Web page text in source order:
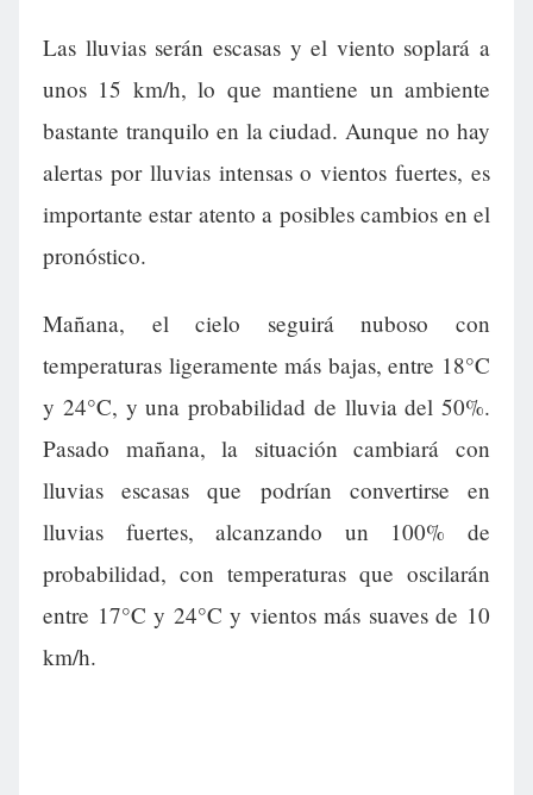
Las lluvias serán escasas y el viento soplará a
unos 15 km/h, lo que mantiene un ambiente
bastante tranquilo en la ciudad. Aunque no hay
alertas por lluvias intensas o vientos fuertes, es
importante estar atento a posibles cambios en el
pronóstico.
Mañana, el cielo seguirá nuboso con
temperaturas ligeramente más bajas, entre 18°C
y 24°C, y una probabilidad de lluvia del 50%.
Pasado mañana, la situación cambiará con
lluvias escasas que podrían convertirse en
lluvias fuertes, alcanzando un 100% de
probabilidad, con temperaturas que oscilarán
entre 17°C y 24°C y vientos más suaves de 10
km/h.